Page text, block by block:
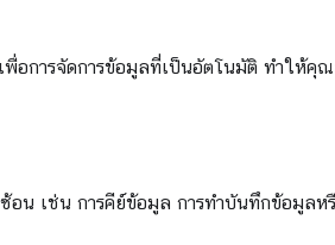
อการจัดการข้อมูลที่เป็นอัตโนมัติ ทำให้คุณ
อน เช่น การคีย์ข้อมูล การทำบันทึกข้อมูลห